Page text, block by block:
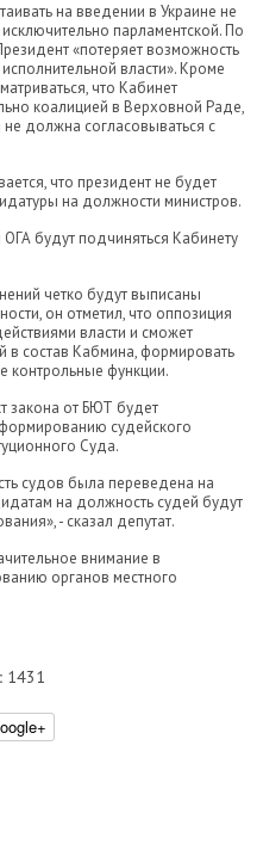
на введении в Украине не
парламентской. По
«потеряет возможность
власти». Кроме
что Кабинет
коалицией в Верховной Раде,
не должна согласовываться с
что президент не будет
на должности министров.
будут подчиняться Кабинету
четко будут выписаны
он отметил, что оппозиция
власти и сможет
в состав Кабмина, формировать
контрольные функции.
закона от БЮТ будет
судейского
Суда.
судов была переведена на
на должность судей будут
- сказал депутат.
внимание в
органов местного
1431